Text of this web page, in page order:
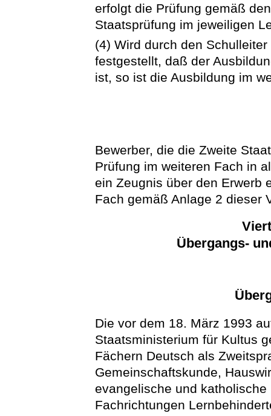
erfolgt die Prüfung gemäß
Staatsprüfung im jeweiligen
(4) Wird durch den
festgestellt, daß der
ist, so ist die Ausbildung im
Bewerber, die die Zweite
Prüfung im weiteren Fach in
ein Zeugnis über den Erwerb
Fach gemäß Anlage 2 dieser
Übergangs-
Die vor dem 18. März 1993
Staatsministerium für Kultus
Fächern Deutsch als
Gemeinschaftskunde,
evangelische und
Fachrichtungen